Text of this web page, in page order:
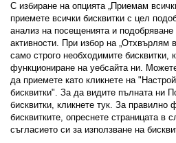
Последвайте ни:
FacebookTwitterYoutubePinterest
Политика за използване на
С избиране на опцията „Приемам
приемете всички бисквитки с цел
анализ на посещенията и подобряване
активности. При избор на „Отхвърлям
само строго необходимитe бисквитки,
функциониране на уебсайта ни.
да приемете като кликнете на
бисквитки". За да видите пълната ни
бисквитки, кликнете тук. За правилно
бисквитките, опреснете страницата в
съгласието си за използване на